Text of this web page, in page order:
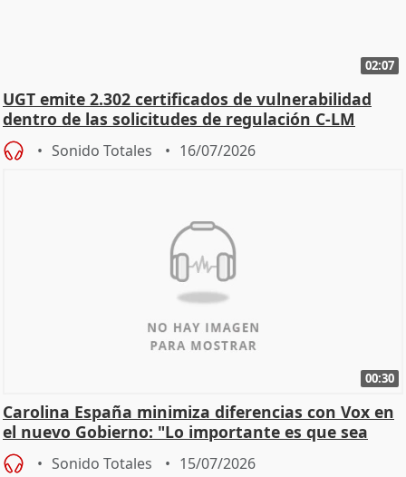
02:07
UGT emite 2.302 certificados de vulnerabilidad
dentro de las solicitudes de regulación C-LM
Sonido Totales 16/07/2026
00:30
Carolina España minimiza diferencias con Vox en
el nuevo Gobierno: "Lo importante es que sea
una leg
Sonido Totales 15/07/2026